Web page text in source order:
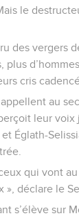
le
des vergers
plus
cris
au
leur voix
Églath-
qui vont
», déclare le
s’élève sur